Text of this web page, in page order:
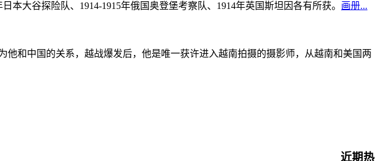
大谷探险队、1914-1915年俄国奥登堡考察队、1914年英国斯坦因各有所获。 画册...
他和中国的关系，越战爆发后，他是唯一获许进入越南拍摄的摄影师，从越南和美国两
近期热